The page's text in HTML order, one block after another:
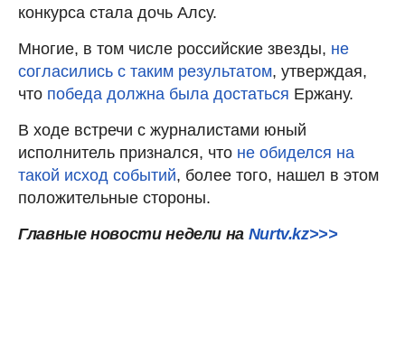
конкурса стала дочь Алсу.
Многие, в том числе российские звезды, не
согласились с таким результатом, утверждая,
что победа должна была достаться Ержану.
В ходе встречи с журналистами юный
исполнитель признался, что не обиделся на
такой исход событий, более того, нашел в этом
положительные стороны.
Главные новости недели на Nurtv.kz>>>